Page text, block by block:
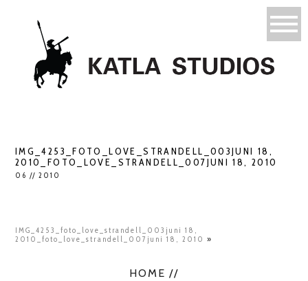
IMG_4253_FOTO_LOVE_STRANDELL_003JUNI 18,
2010_FOTO_LOVE_STRANDELL_007JUNI 18, 2010
06 // 2010
IMG_4253_foto_love_strandell_003juni 18,
2010_foto_love_strandell_007juni 18, 2010 »
HOME //